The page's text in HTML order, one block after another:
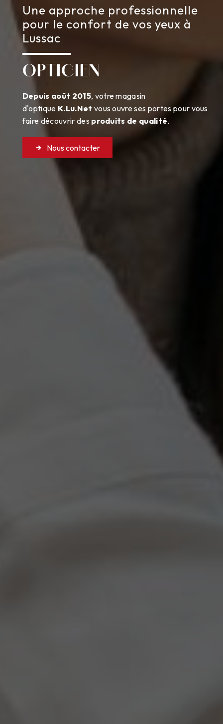
Une approche professionnelle
pour le confort de vos yeux à
Lussac
OPTICIEN
Depuis août 2015, votre magasin
d'optique K.Lu.Net vous ouvre ses portes pour vous
faire découvrir des produits de qualité.
Nous contacter